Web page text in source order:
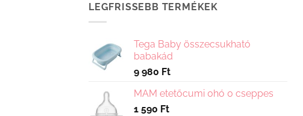
van.
változatok
a
termékoldalon
ki
LEGFRISSEBB TERMÉKEK
Tega Baby összecsukható
babakád
9 980 Ft
MAM etetőcumi 0hó 0 cseppes
1 590 Ft